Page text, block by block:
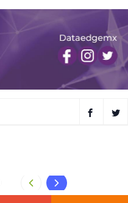
FISCALÍA